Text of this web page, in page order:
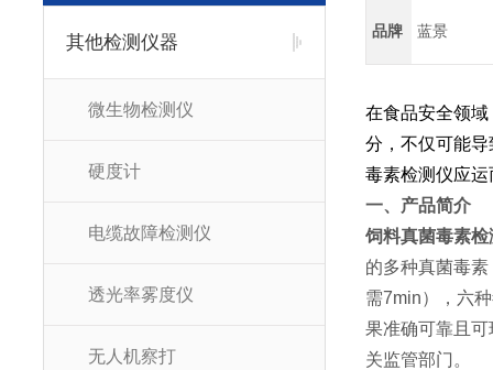
其他检测仪器
微生物检测仪
硬度计
电缆故障检测仪
透光率雾度仪
无人机察打
品牌 蓝景
在食品安全领
分，不仅可能
毒素检测仪应
一、产品简介
饲料真菌毒素检
的多种真菌毒
需7min），六
果准确可靠且
关监管部门。